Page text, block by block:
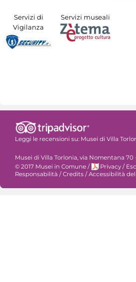
Servizi di
Vigilanza
Servizi museali
Leggi le recensioni su: Musei di Villa
Musei di Villa Torlonia, via Nomentana 70
© 2017 Musei in Comune / Privacy /
Responsabilità / Credits / Accessibilità